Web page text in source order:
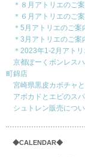
＊８月アトリエのご
＊６月アトリエのご
＊5月アトリエのご案
＊3月アトリエのご案
＊2023年1-2月アト
京都ぽーくボンレス
町錦店
宮崎県黒皮カボチャ
アボカドとエビのス
シュトレン販売につ
◆CALENDAR◆